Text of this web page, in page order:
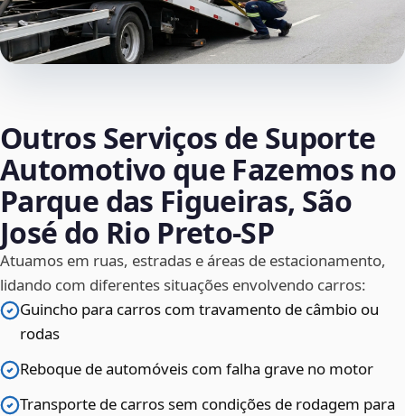
Outros Serviços de Suporte
Automotivo que Fazemos no
Parque das Figueiras, São
José do Rio Preto‑SP
Atuamos em ruas, estradas e áreas de estacionamento,
lidando com diferentes situações envolvendo carros:
Guincho para carros com travamento de câmbio ou
rodas
Reboque de automóveis com falha grave no motor
Transporte de carros sem condições de rodagem para